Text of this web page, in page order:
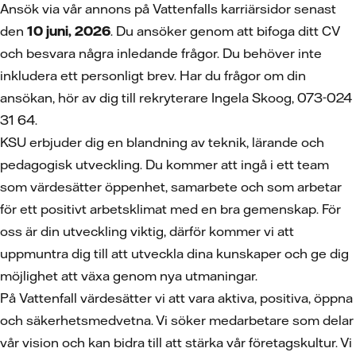
Ansök via vår annons på Vattenfalls karriärsidor senast
den 10 juni, 2026. Du ansöker genom att bifoga ditt CV
och besvara några inledande frågor. Du behöver inte
inkludera ett personligt brev. Har du frågor om din
ansökan, hör av dig till rekryterare Ingela Skoog, 073-024
31 64.
KSU erbjuder dig en blandning av teknik, lärande och
pedagogisk utveckling. Du kommer att ingå i ett team
som värdesätter öppenhet, samarbete och som arbetar
för ett positivt arbetsklimat med en bra gemenskap. För
oss är din utveckling viktig, därför kommer vi att
uppmuntra dig till att utveckla dina kunskaper och ge dig
möjlighet att växa genom nya utmaningar.
På Vattenfall värdesätter vi att vara aktiva, positiva, öppna
och säkerhetsmedvetna. Vi söker medarbetare som delar
vår vision och kan bidra till att stärka vår företagskultur. Vi